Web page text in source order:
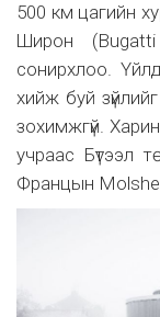
500 км цагийн
Широн (Bugatti
сонирхлоо.
хийж буй
зохимжгүй.
учраас Бүтээл
Францын